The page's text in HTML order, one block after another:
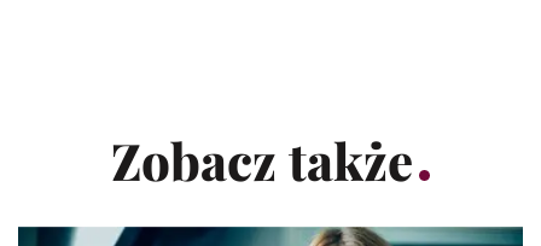
Zobacz także